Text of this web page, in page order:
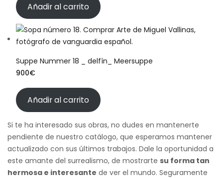
Añadir al carrito
Suppe Nummer 18 _ delfín_ Meersuppe
900€
Añadir al carrito
Si te ha interesado sus obras, no dudes en mantenerte
pendiente de nuestro catálogo, que esperamos mantener
actualizado con sus últimos trabajos. Dale la oportunidad a
este amante del surrealismo, de mostrarte su forma tan
hermosa e interesante de ver el mundo. Seguramente